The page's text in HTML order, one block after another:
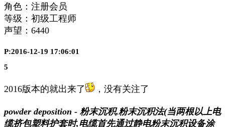
角色：注册会员
等级：初级工程师
声望： 6440
P:2016-12-19 17:06:01
5
2016版本的就出来了 ，没有关注了
powder deposition - 粉末沉积,粉末沉积法(当两根以上电
缆挤包塑料护套时,电缆首先通过静电粉末沉积设备涂